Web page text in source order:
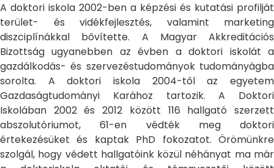
A doktori iskola 2002-ben a képzési és kutatási profilját
terület- és vidékfejlesztés, valamint marketing
diszciplínákkal bővítette. A Magyar Akkreditációs
Bizottság ugyanebben az évben a doktori iskolát a
gazdálkodás- és szervezéstudományok tudományágba
sorolta. A doktori iskola 2004-től az egyetem
Gazdaságtudományi Karához tartozik. A Doktori
Iskolában 2002 és 2012 között 116 hallgató szerzett
abszolutóriumot, 61-en védték meg doktori
értekezésüket és kaptak PhD fokozatot. Örömünkre
szolgál, hogy védett hallgatóink közül néhányat ma már